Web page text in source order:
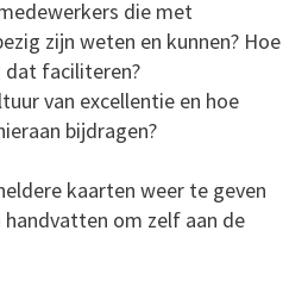
die met
zijn weten en kunnen? Hoe
dat faciliteren?
van excellentie en hoe
bijdragen?
kaarten weer te geven
om zelf aan de